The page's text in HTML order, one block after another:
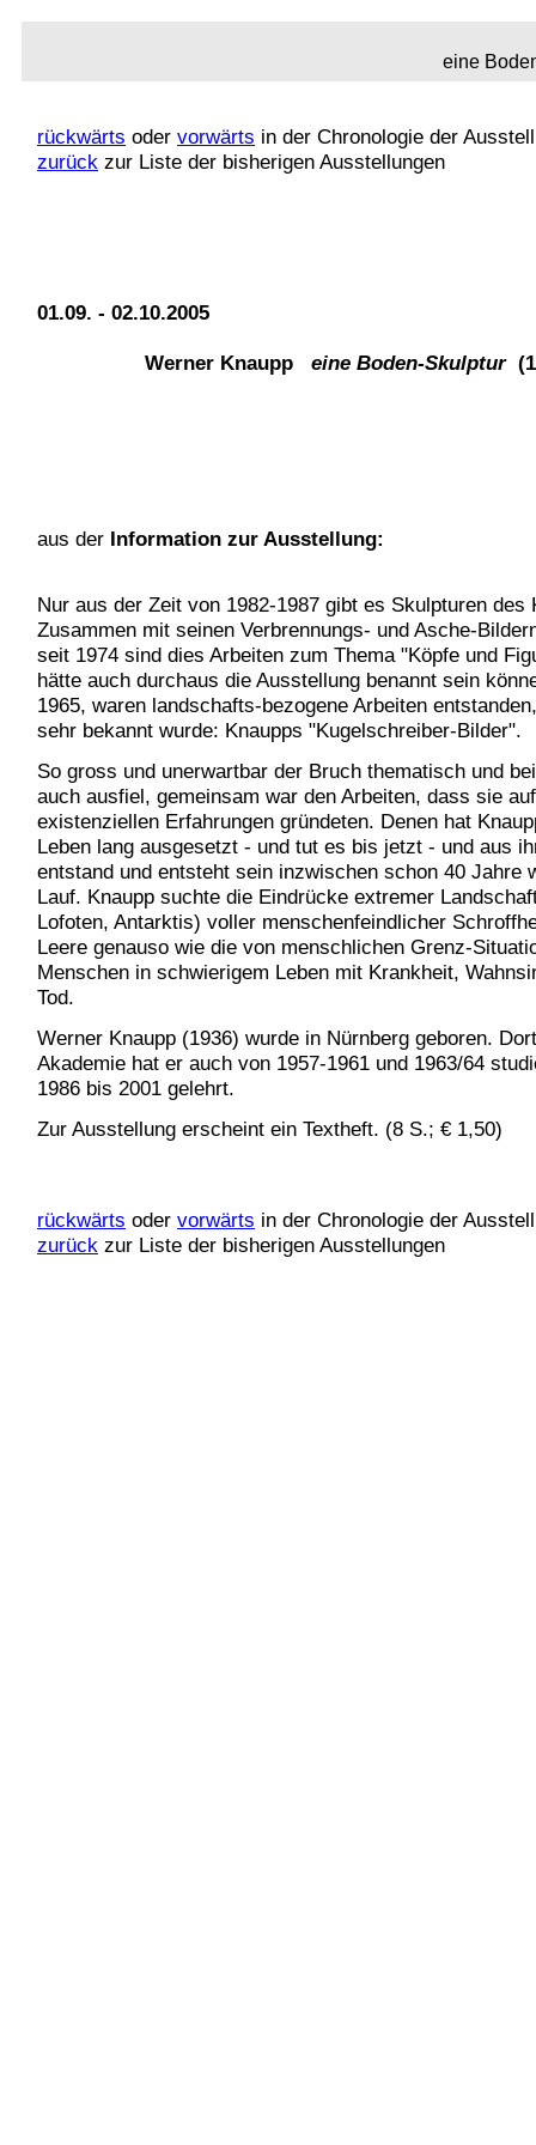
eine
rückwärts oder vorwärts in der Chronologie der
zurück zur Liste der bisherigen Ausstellungen
01.09. - 02.10.2005
Werner Knaupp eine Boden-Skulptur
aus der Information zur Ausstellung:
Nur aus der Zeit von 1982-1987 gibt es Skulpturen des
Zusammen mit seinen Verbrennungs- und Asche-
seit 1974 sind dies Arbeiten zum Thema "Köpfe und
hätte auch durchaus die Ausstellung benannt sein
1965, waren landschafts-bezogene Arbeiten
sehr bekannt wurde: Knaupps "Kugelschreiber-Bilder".
So gross und unerwartbar der Bruch thematisch und
auch ausfiel, gemeinsam war den Arbeiten, dass sie
existenziellen Erfahrungen gründeten. Denen hat
Leben lang ausgesetzt - und tut es bis jetzt - und aus
entstand und entsteht sein inzwischen schon 40 Jahre
Lauf. Knaupp suchte die Eindrücke extremer
Lofoten, Antarktis) voller menschenfeindlicher
Leere genauso wie die von menschlichen Grenz-
Menschen in schwierigem Leben mit Krankheit,
Tod.
Werner Knaupp (1936) wurde in Nürnberg geboren.
Akademie hat er auch von 1957-1961 und 1963/64
1986 bis 2001 gelehrt.
Zur Ausstellung erscheint ein Textheft. (8 S.; € 1,50)
rückwärts oder vorwärts in der Chronologie der
zurück zur Liste der bisherigen Ausstellungen